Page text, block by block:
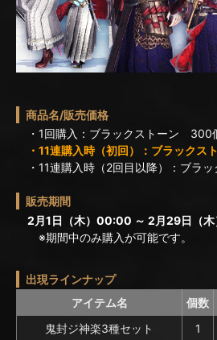
商品名/販売価格
・1回購入：ブラックストーン 300
・11連購入時（初回）：ブラック
・11連購入時（2回目以降）：ブラ
販売期間
2月1日（木）00:00 ～ 2月29日（
※期間中のみ購入が可能です。
出現ラインナップ
アイテム名
個数
鬼封ジ神楽3種セット
1